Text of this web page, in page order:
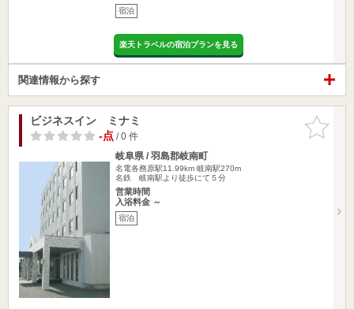
宿泊
楽天トラベルの宿泊プランを見る
関連情報から探す
お気に入
りに追加
ビジネスイン ミナミ
-点/ 0 件
岐阜県 / 羽島郡岐南町
名電各務原駅11.99km 岐南駅270m
名鉄 岐南駅より徒歩にて５分
営業時間
入浴料金 ～
宿泊